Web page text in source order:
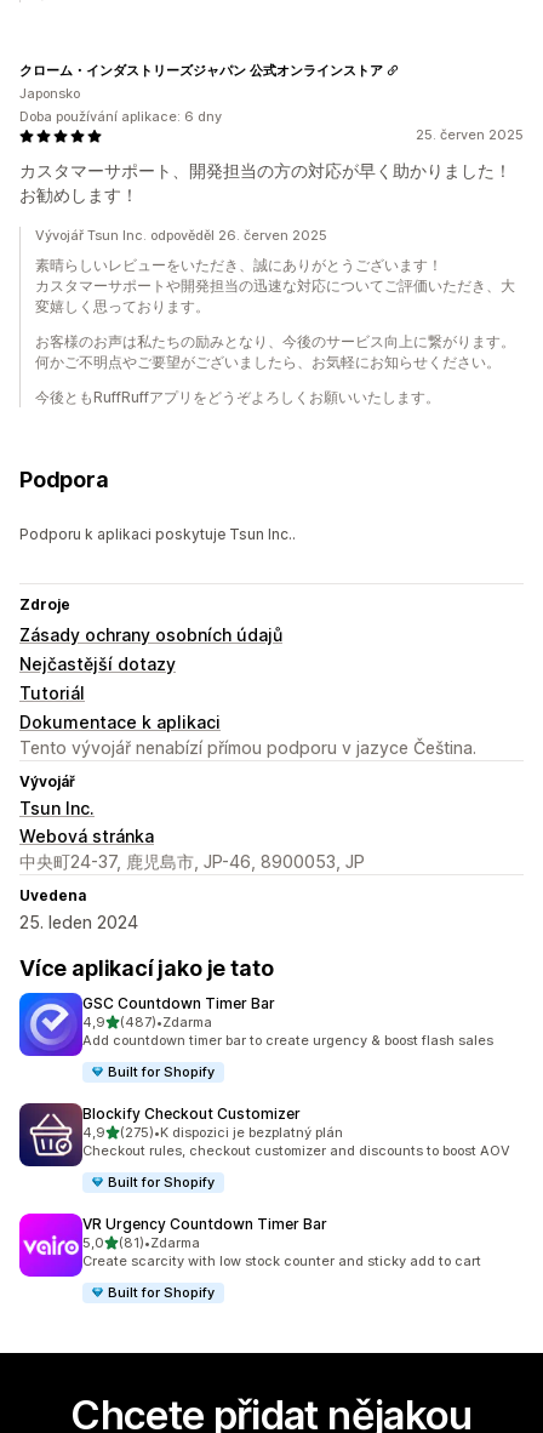
25. červen 2025
カスタマーサポート、開発担当の方の対応が早く助かりました！
お勧めします！
クローム・インダストリーズジャパン 公式オンラインストア
Japonsko
Doba používání aplikace: 6 dny
Vývojář Tsun Inc. odpověděl 26. červen 2025
素晴らしいレビューをいただき、誠にありがとうございます！
カスタマーサポートや開発担当の迅速な対応についてご評価いただき、大
変嬉しく思っております。
お客様のお声は私たちの励みとなり、今後のサービス向上に繋がります。
何かご不明点やご要望がございましたら、お気軽にお知らせください。
今後ともRuffRuffアプリをどうぞよろしくお願いいたします。
Podpora
Podporu k aplikaci poskytuje Tsun Inc..
Zdroje
Zásady ochrany osobních údajů
Nejčastější dotazy
Tutoriál
Dokumentace k aplikaci
Tento vývojář nenabízí přímou podporu v jazyce Čeština.
Vývojář
Tsun Inc.
Webová stránka
中央町24-37, 鹿児島市, JP-46, 8900053, JP
Uvedena
25. leden 2024
Více aplikací jako je tato
GSC Countdown Timer Bar
4,9z 5 hvězd
(487)
Celkový počet recenzí: 487
•Zdarma
Add countdown timer bar to create urgency & boost flash sales
Built for Shopify
Blockify Checkout Customizer
4,9z 5 hvězd
(275)
Celkový počet recenzí: 275
•K dispozici je bezplatný plán
Checkout rules, checkout customizer and discounts to boost AOV
Built for Shopify
VR Urgency Countdown Timer Bar
5,0z 5 hvězd
(81)
Celkový počet recenzí: 81
•Zdarma
Create scarcity with low stock counter and sticky add to cart
Built for Shopify
Chcete přidat nějakou